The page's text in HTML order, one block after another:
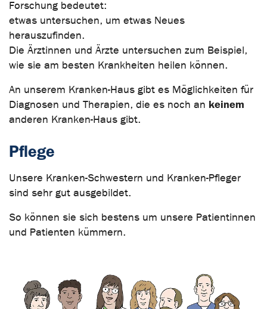
Forschung bedeutet:
etwas untersuchen, um etwas Neues
herauszufinden.
Die Ärztinnen und Ärzte untersuchen zum Beispiel,
wie sie am besten Krankheiten heilen können.
An unserem Kranken-Haus gibt es Möglichkeiten für
Diagnosen und Therapien, die es noch an keinem
anderen Kranken-Haus gibt.
Pflege
Unsere Kranken-Schwestern und Kranken-Pfleger
sind sehr gut ausgebildet.
So können sie sich bestens um unsere Patientinnen
und Patienten kümmern.